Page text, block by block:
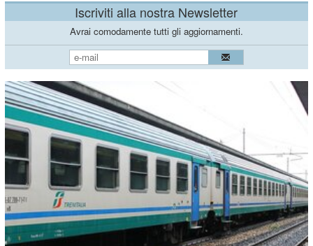
Iscriviti alla nostra Newsletter
Avrai comodamente tutti gli aggiornamenti.